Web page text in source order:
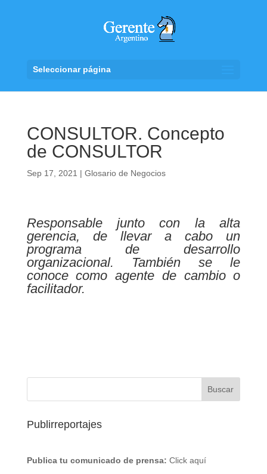
Seleccionar página
CONSULTOR. Concepto
de CONSULTOR
Sep 17, 2021 | Glosario de Negocios
Responsable junto con la alta
gerencia, de llevar a cabo un
programa de desarrollo
organizacional. También se le
conoce como agente de cambio o
facilitador.
Publirreportajes
Publica tu comunicado de prensa: Click aquí